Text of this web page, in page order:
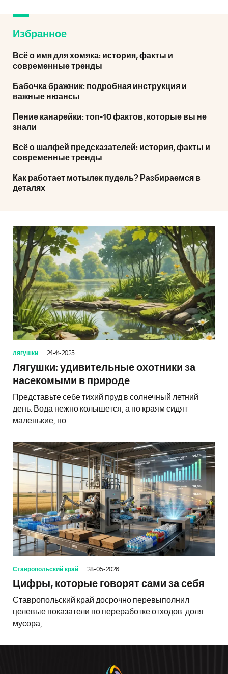
Избранное
Всё о имя для хомяка: история, факты и
современные тренды
Бабочка бражник: подробная инструкция и
важные нюансы
Пение канарейки: топ-10 фактов, которые вы не
знали
Всё о шалфей предсказателей: история, факты и
современные тренды
Как работает мотылек пудель? Разбираемся в
деталях
лягушки 24-11-2025
Лягушки: удивительные охотники за
насекомыми в природе
Представьте себе тихий пруд в солнечный летний
день. Вода нежно колышется, а по краям сидят
маленькие, но
Ставропольский край 28-05-2026
Цифры, которые говорят сами за себя
Ставропольский край досрочно перевыполнил
целевые показатели по переработке отходов: доля
мусора,